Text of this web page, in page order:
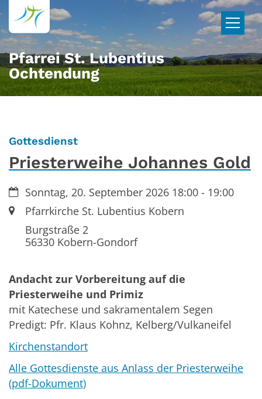
Zum Inhalt springen
Pfarrei St. Lubentius
Ochtendung
Gottesdienst:
Priesterweihe Johannes Gold
Datum:Sonntag, 20. September 2026 18:00 - 19:00
Ort:Pfarrkirche St. Lubentius Kobern
Burgstraße 2
56330Kobern-Gondorf
Andacht zur Vorbereitung auf die
Priesterweihe und Primiz
mit Katechese und sakramentalem Segen
Predigt: Pfr. Klaus Kohnz, Kelberg/Vulkaneifel
Kirchenstandort
Alle Gottesdienste aus Anlass der Priesterweihe
(pdf-Dokument)